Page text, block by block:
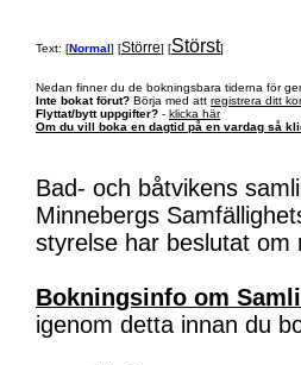
Text: [Normal] [Större] [Störst]
Nedan finner du de bokningsbara tiderna för
Inte bokat förut? Börja med att registrera ditt
Flyttat/bytt uppgifter? - klicka här
Om du vill boka en dagtid på en vardag så
Bad- och båtvikens
Minnebergs
styrelse har beslutat om
Bokningsinfo om
igenom detta innan du